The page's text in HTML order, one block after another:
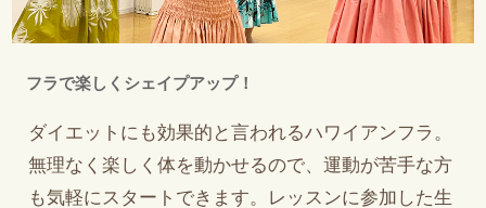
フラで楽しくシェイプアップ！
ダイエットにも効果的と言われるハワイアンフラ。
無理なく楽しく体を動かせるので、運動が苦手な方
も気軽にスタートできます。レッスンに参加した生